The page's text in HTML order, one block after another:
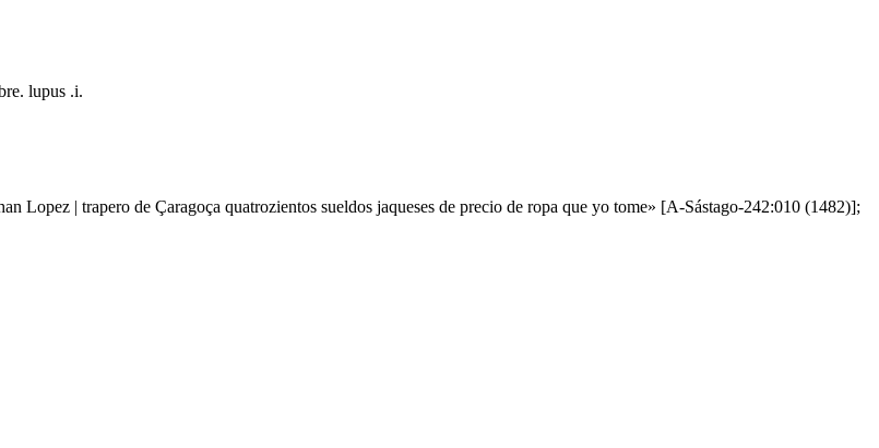
lupus .i.
Lopez | trapero de Çaragoça quatrozientos sueldos jaqueses de precio de ropa que yo tome» [A-Sástago-242:010 (1482)];